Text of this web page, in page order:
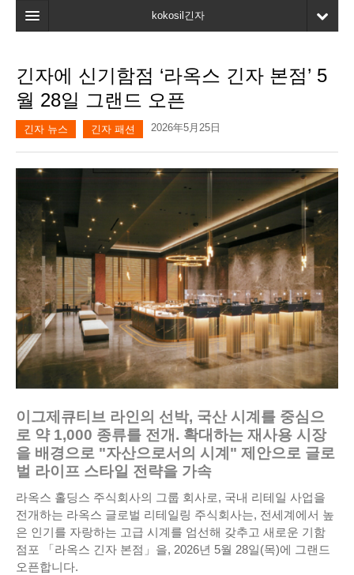
kokosil긴자
검색
최신정보
마이페이지
즐겨찾기
긴자에 신기함점 ‘라옥스 긴자 본점’ 5
월 28일 그랜드 오픈
긴자 뉴스 긴자 패션 2026年5月25日
이그제큐티브 라인의 선박, 국산 시계를 중심으
로 약 1,000 종류를 전개. 확대하는 재사용 시장
을 배경으로 "자산으로서의 시계" 제안으로 글로
벌 라이프 스타일 전략을 가속
라옥스 홀딩스 주식회사의 그룹 회사로, 국내 리테일 사업을
전개하는 라옥스 글로벌 리테일링 주식회사는, 전세계에서 높
은 인기를 자랑하는 고급 시계를 엄선해 갖추고 새로운 기함
점포 「라옥스 긴자 본점」을, 2026년 5월 28일(목)에 그랜드
오픈합니다.